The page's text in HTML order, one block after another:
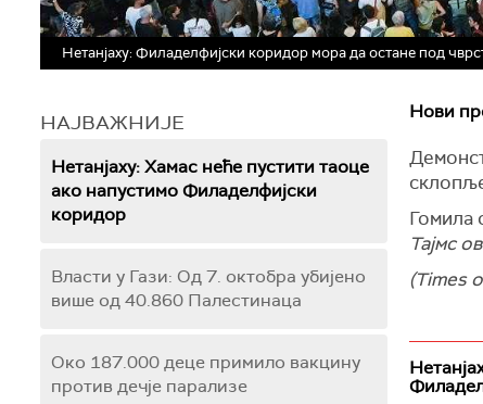
Нетанјаху: Филаделфијски коридор мора да остане под
НАЈВАЖНИЈЕ
Нетанјаху: Хамас неће пустити таоце
ако напустимо Филаделфијски
коридор
Власти у Гази: Од 7. октобра убијено
више од 40.860 Палестинаца
Око 187.000 деце примило вакцину
против дечје парализе
Нови
Гомила
Тајмс
(Times